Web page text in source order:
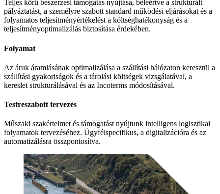
Teljes körű beszerzési támogatás nyújtása, beleértve a strukturált
pályáztatást, a személyre szabott standard működési eljárásokat és a
folyamatos teljesítményértékelést a költséghatékonyság és a
teljesítményoptimalizálás biztosítása érdekében.
Folyamat
Az áruk áramlásának optimalizálása a szállítási hálózaton keresztül a
szállítási gyakoriságok és a tárolási költségek vizsgálatával, a
kereslet strukturálásával és az Incoterms módosításával.
Testreszabott tervezés
Műszaki szakértelmet és támogatást nyújtunk intelligens logisztikai
folyamatok tervezéséhez. Ügyfélspecifikus, a digitalizációra és az
automatizálásra összpontosítva.